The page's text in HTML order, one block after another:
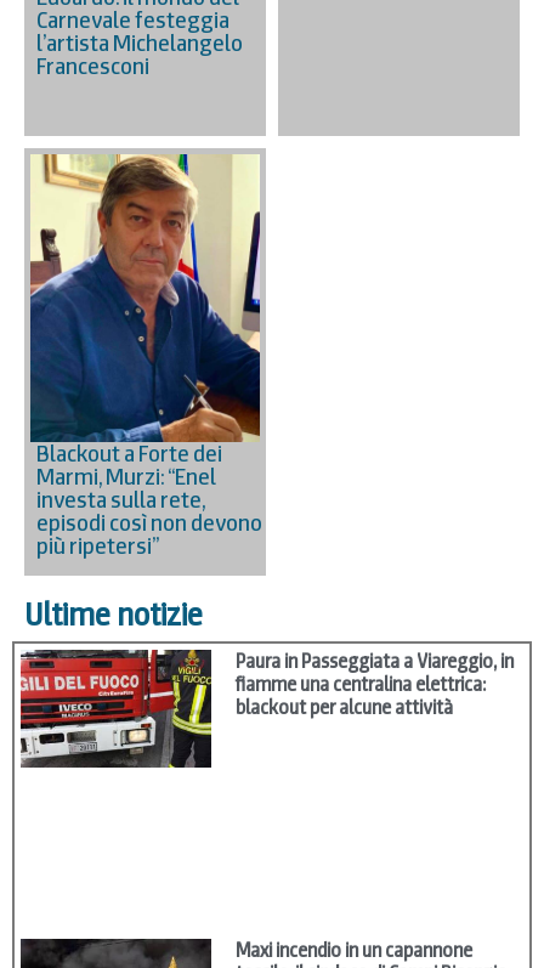
Carnevale festeggia
l’artista Michelangelo
Francesconi
Blackout a Forte dei
Marmi, Murzi: “Enel
investa sulla rete,
episodi così non devono
più ripetersi”
Ultime notizie
Paura in Passeggiata a Viareggio, in
fiamme una centralina elettrica:
blackout per alcune attività
Maxi incendio in un capannone